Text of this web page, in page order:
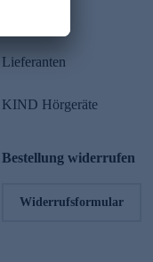
Lieferanten
KIND Hörgeräte
Bestellung widerrufen
Widerrufsformular